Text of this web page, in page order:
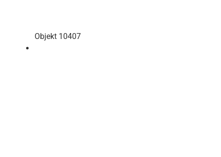
Objekt 10407